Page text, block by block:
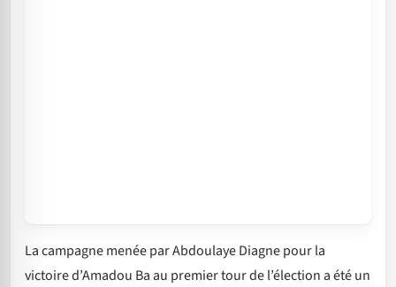
La campagne menée par Abdoulaye Diagne pour la
victoire d’Amadou Ba au premier tour de l’élection a été un